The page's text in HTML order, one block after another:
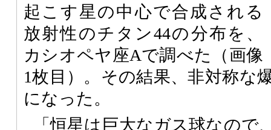
起こす星の中心で合成される
放射性のチタン44の分布を、
カシオペヤ座Aで調べた（画像
1枚目）。その結果、非対称な
になった。
「恒星は巨大なガス球なので